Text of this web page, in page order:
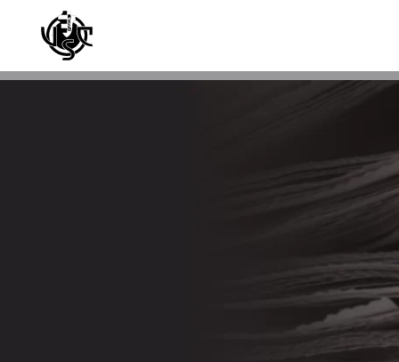
Skip to main content